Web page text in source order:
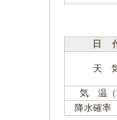
日
天
気 温
降水確率